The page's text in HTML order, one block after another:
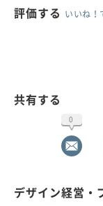
評価する いいね！
共有する
0
デザイン経営・